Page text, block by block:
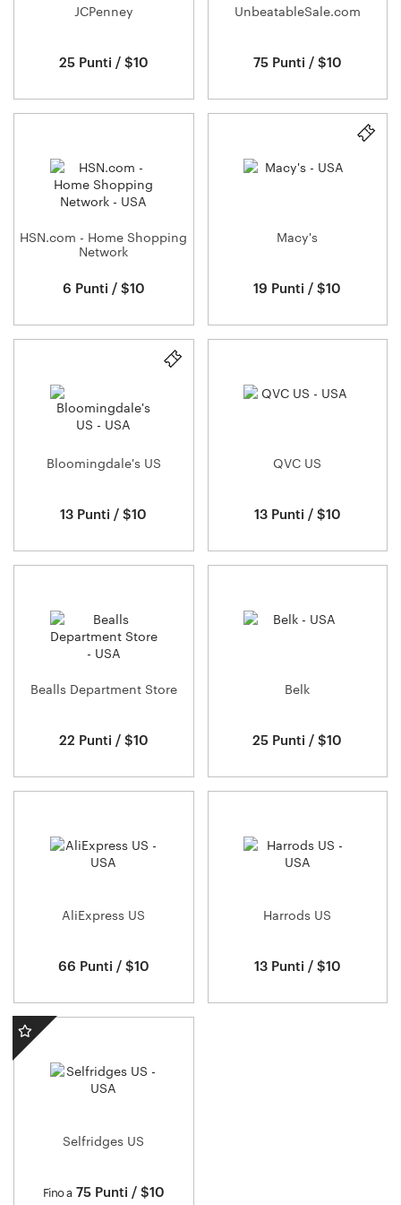
JCPenney
25 Punti / $10
UnbeatableSale.com
75 Punti / $10
HSN.com - Home Shopping
Network
6 Punti / $10
Macy's
19 Punti / $10
Bloomingdale's US
13 Punti / $10
QVC US
13 Punti / $10
Bealls Department Store
22 Punti / $10
Belk
25 Punti / $10
AliExpress US
66 Punti / $10
Harrods US
13 Punti / $10
Selfridges US
Fino a 75 Punti / $10